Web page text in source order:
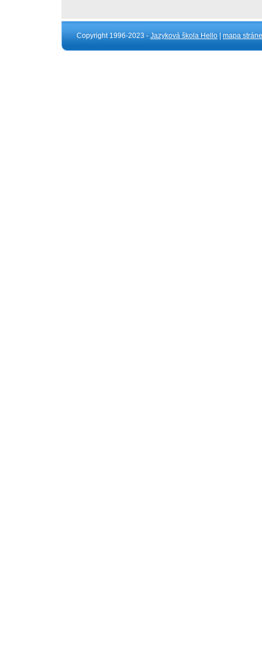
Copyright 1996-2023 - Jazyková škola Hello mapa